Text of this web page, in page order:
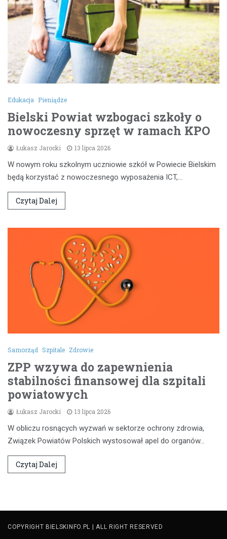
Edukacja Pieniądze
Bielski Powiat wzbogaci szkoły o
nowoczesny sprzęt w ramach KPO
Łukasz Jarocki 13 lipca 2026
W nowym roku szkolnym uczniowie szkół w Powiecie Bielskim
będą korzystać z nowoczesnego wyposażenia ICT,…
Czytaj Dalej
Samorząd Szpitale Zdrowie
ZPP wzywa do zapewnienia
stabilności finansowej dla szpitali
powiatowych
Łukasz Jarocki 13 lipca 2026
W obliczu rosnących wyzwań w sektorze ochrony zdrowia,
Związek Powiatów Polskich wystosował apel do organów…
Czytaj Dalej
COPYRIGHT BIELSKINFO.PL | ALL RIGHT RESERVED